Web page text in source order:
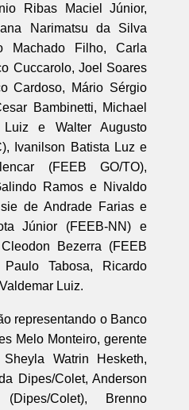
Ribas Maciel Júnior,
Narimatsu da Silva
Machado Filho, Carla
Cuccarolo, Joel Soares
Cardoso, Mário Sérgio
Bambinetti, Michael
e Walter Augusto
Ivanilson Batista Luz e
(FEEB GO/TO),
Ramos e Nivaldo
de Andrade Farias e
Júnior (FEEB-NN) e
Bezerra (FEEB
Tabosa, Ricardo
Luiz.
representando o Banco
Melo Monteiro, gerente
Watrin Hesketh,
Dipes/Colet, Anderson
Colet), Brenno